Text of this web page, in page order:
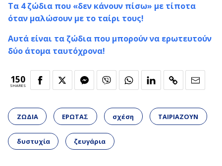
Τα 4 ζώδια που «δεν κάνουν πίσω» με τίποτα
όταν μαλώσουν με το ταίρι τους!
Αυτά είναι τα ζώδια που μπορούν να ερωτευτούν
δύο άτομα ταυτόχρονα!
150
SHARES
ΖΩΔΙΑ ΕΡΩΤΑΣ σχέση ΤΑΙΡΙΑΖΟΥΝ
δυστυχία ζευγάρια